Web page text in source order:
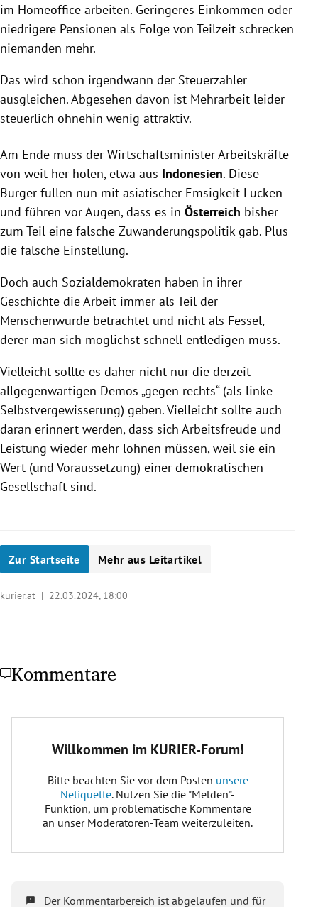
im Homeoffice arbeiten. Geringeres Einkommen oder
niedrigere Pensionen als Folge von Teilzeit schrecken
niemanden mehr.
Das wird schon irgendwann der Steuerzahler
ausgleichen. Abgesehen davon ist Mehrarbeit leider
steuerlich ohnehin wenig attraktiv.
Am Ende muss der Wirtschaftsminister Arbeitskräfte
von weit her holen, etwa aus Indonesien. Diese
Bürger füllen nun mit asiatischer Emsigkeit Lücken
und führen vor Augen, dass es in Österreich bisher
zum Teil eine falsche Zuwanderungspolitik gab. Plus
die falsche Einstellung.
Doch auch Sozialdemokraten haben in ihrer
Geschichte die Arbeit immer als Teil der
Menschenwürde betrachtet und nicht als Fessel,
derer man sich möglichst schnell entledigen muss.
Vielleicht sollte es daher nicht nur die derzeit
allgegenwärtigen Demos „gegen rechts“ (als linke
Selbstvergewisserung) geben. Vielleicht sollte auch
daran erinnert werden, dass sich Arbeitsfreude und
Leistung wieder mehr lohnen müssen, weil sie ein
Wert (und Voraussetzung) einer demokratischen
Gesellschaft sind.
Zur Startseite Mehr aus Leitartikel
kurier.at | 22.03.2024, 18:00
Kommentare